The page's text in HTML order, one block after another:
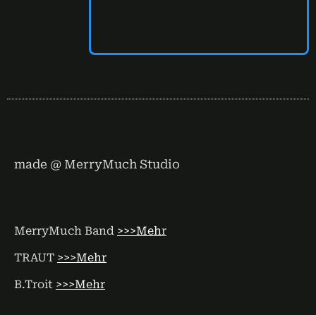
made @ MerryMuch Studio
MerryMuch Band >>>Mehr
TRAUT >>>Mehr
B.Troit >>>Mehr